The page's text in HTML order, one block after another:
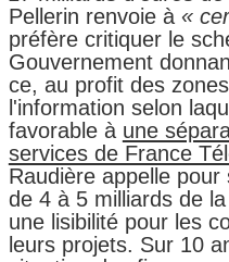
Pellerin renvoie à «
préfère critiquer le
Gouvernement
ce, au profit des
l'information selon
favorable à une
services de France
Raudière appelle
de 4 à 5 milliards de
une lisibilité pour les
leurs projets. Sur 10